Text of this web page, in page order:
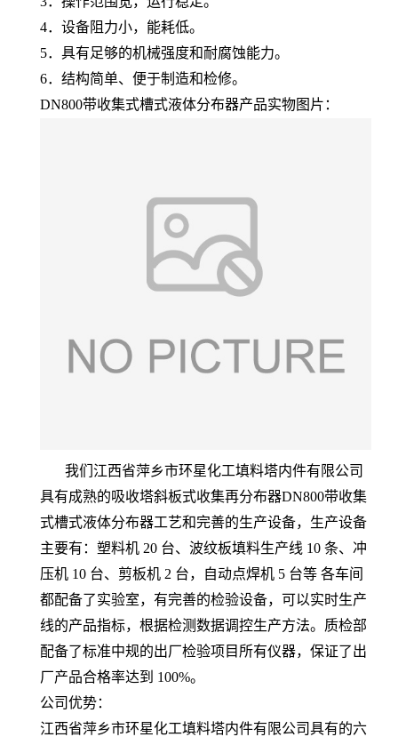
4．设备阻力小，能耗低。
5．具有足够的机械强度和耐腐蚀能力。
6．结构简单、便于制造和检修。
DN800带收集式槽式液体分布器产品实物图片：
我们江西省萍乡市环星化工填料塔内件有限公司
具有成熟的吸收塔斜板式收集再分布器DN800带收集
式槽式液体分布器工艺和完善的生产设备，生产设备
主要有：塑料机 20 台、波纹板填料生产线 10 条、冲
压机 10 台、剪板机 2 台，自动点焊机 5 台等 各车间
都配备了实验室，有完善的检验设备，可以实时生产
线的产品指标，根据检测数据调控生产方法。质检部
配备了标准中规的出厂检验项目所有仪器，保证了出
厂产品合格率达到 100%。
公司优势：
江西省萍乡市环星化工填料塔内件有限公司具有的六